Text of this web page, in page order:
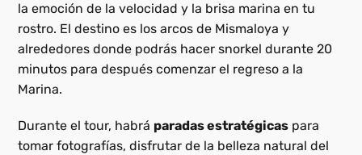
la emoción de la velocidad y la brisa marina en tu
rostro. El destino es los arcos de Mismaloya y
alrededores donde podrás hacer snorkel durante 20
minutos para después comenzar el regreso a la
Marina.
Durante el tour, habrá paradas estratégicas para
tomar fotografías, disfrutar de la belleza natural del